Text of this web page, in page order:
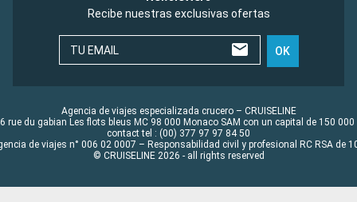
Recibe nuestras exclusivas ofertas
TU EMAIL OK
Agencia de viajes especializada crucero – CRUISELINE
rue du gabian Les flots bleus MC 98 000 Monaco SAM con un capital de 150 000
contact tel : (00) 377 97 97 84 50
de viajes n° 006 02 0007 – Responsabilidad civil y profesional RC RSA de
© CRUISELINE 2026 - all rights reserved